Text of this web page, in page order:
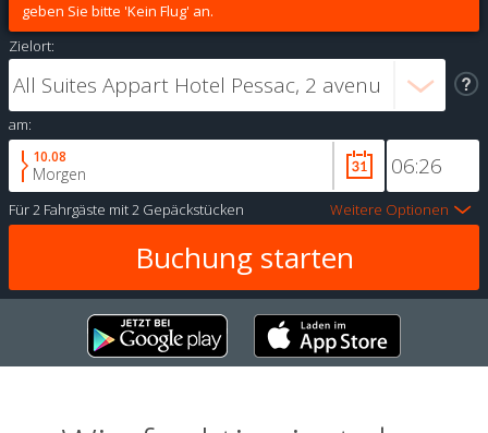
geben Sie bitte 'Kein Flug' an.
Zielort:
am:
10.08
Morgen
Für2 Fahrgäste mit2 Gepäckstücken Weitere Optionen